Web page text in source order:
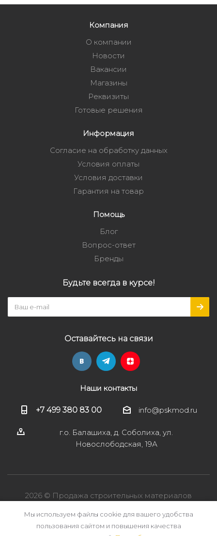
Компания
О компании
Новости
Вакансии
Магазины
Реквизиты
Готовые решения
Информация
Согласие на обработку данных
Условия оплаты
Условия доставки
Гарантия на товар
Помощь
Блог
Вопрос-ответ
Бренды
Будьте всегда в курсе!
Оставайтесь на связи
Наши контакты
+7 499 380 83 00 info@pskmod.ru
г.о. Балашиха, д. Соболиха, ул.
Новослободская, 19А
2026 © Продажа строительных материалов
Мы используем файлы cookie для вашего удобства
пользования сайтом и повышения качества